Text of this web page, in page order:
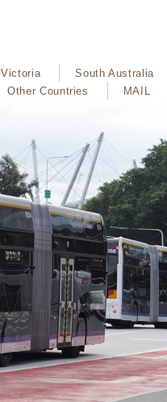
Victoria
South Australia
Other Countries MAIL